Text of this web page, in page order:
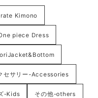
Kimono
piece Dress
セサリー-Accessories
-Kids その他-others